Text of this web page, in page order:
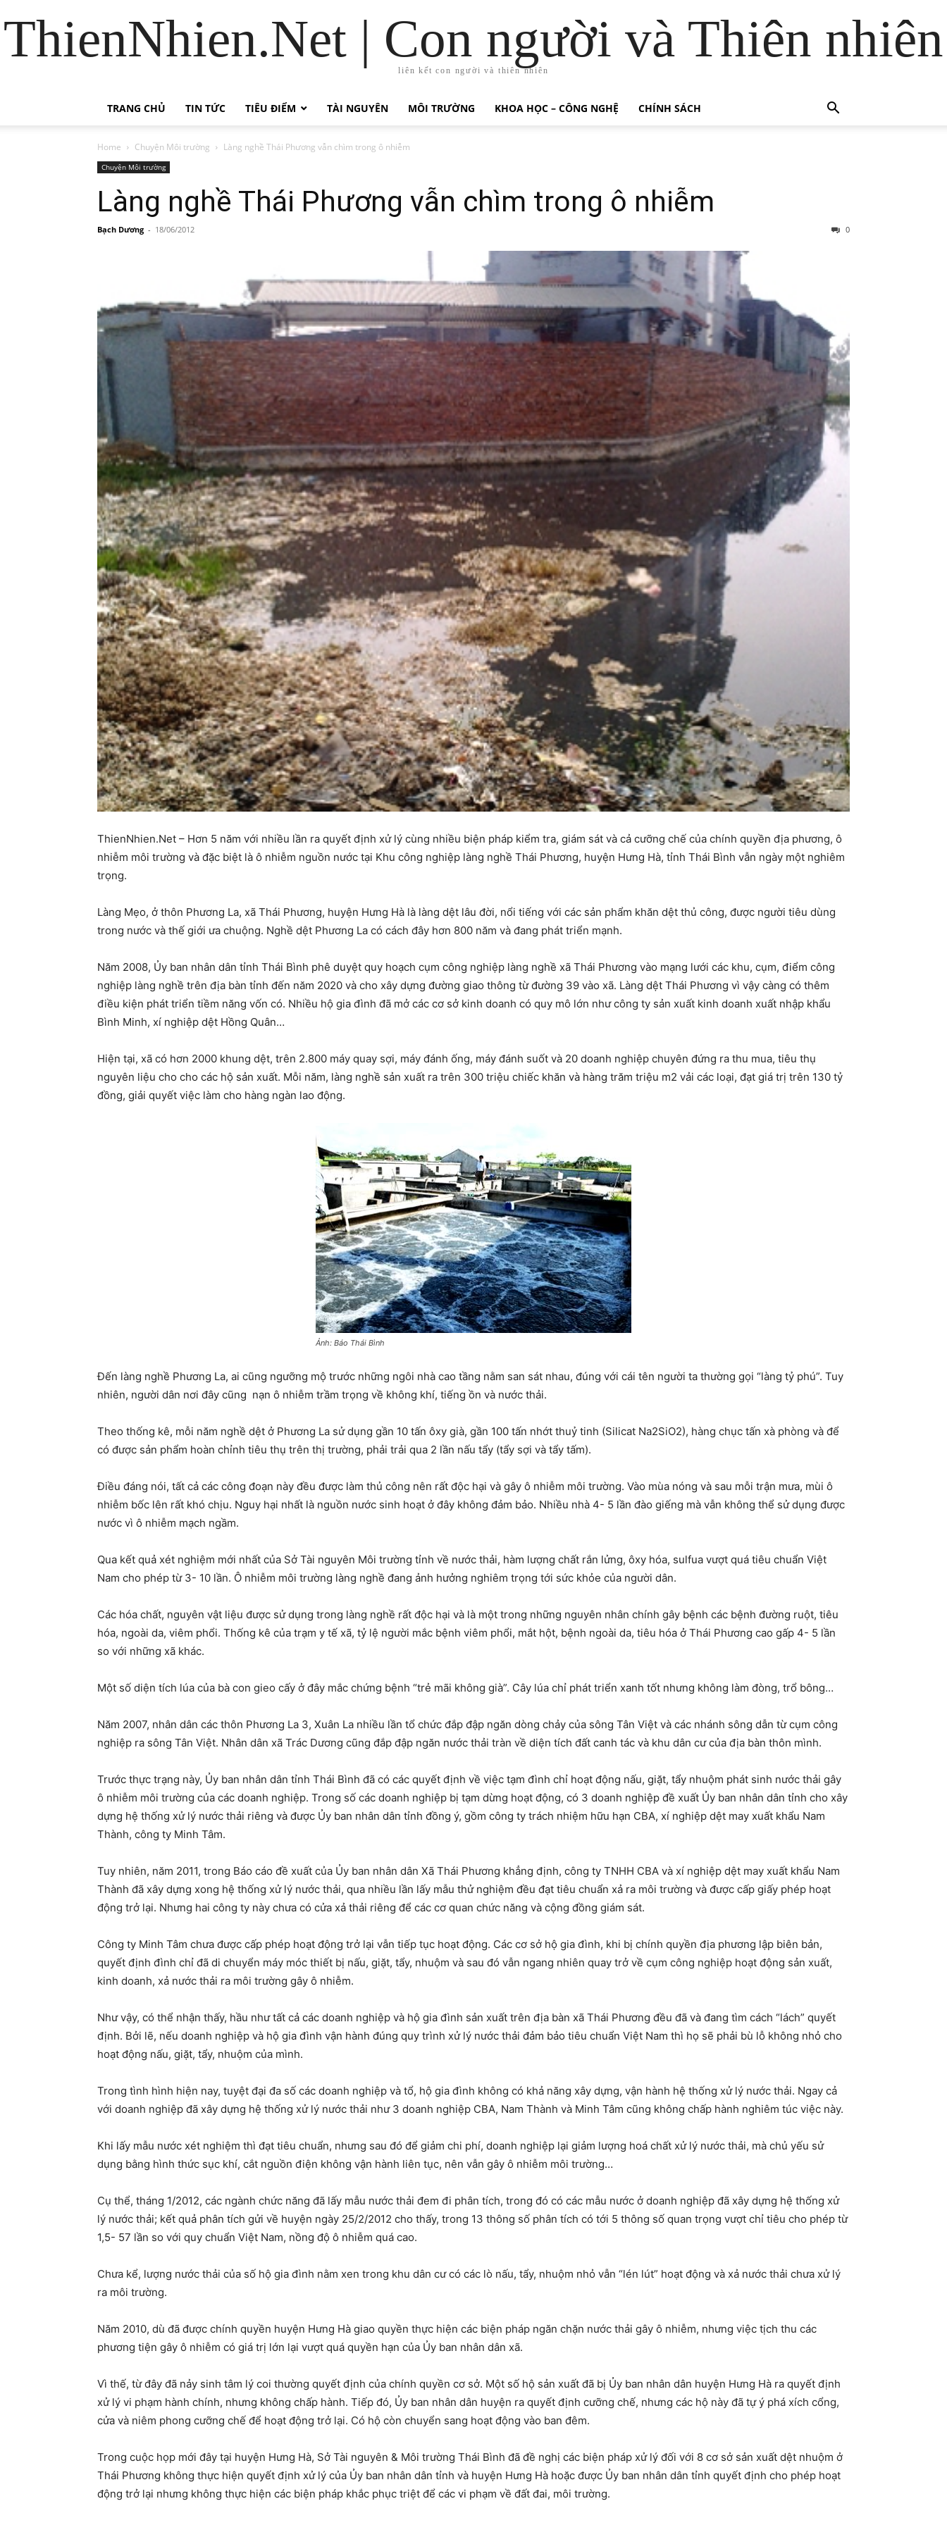
ThienNhien.Net | Con người và Thiên nhiên
liên kết con người và thiên nhiên
TRANG CHỦ TIN TỨC TIÊU ĐIỂM TÀI NGUYÊN MÔI TRƯỜNG KHOA HỌC – CÔNG NGHỆ CHÍNH SÁCH
Home Chuyện Môi trường Làng nghề Thái Phương vẫn chìm trong ô nhiễm
Chuyện Môi trường
Làng nghề Thái Phương vẫn chìm trong ô nhiễm
Bạch Dương - 18/06/2012 0
ThienNhien.Net – Hơn 5 năm với nhiều lần ra quyết định xử lý cùng nhiều biện pháp kiểm tra, giám sát và cả cưỡng chế của chính quyền địa phương, ô
nhiễm môi trường và đặc biệt là ô nhiễm nguồn nước tại Khu công nghiệp làng nghề Thái Phương, huyện Hưng Hà, tỉnh Thái Bình vẫn ngày một nghiêm
trọng.
Làng Mẹo, ở thôn Phương La, xã Thái Phương, huyện Hưng Hà là làng dệt lâu đời, nổi tiếng với các sản phẩm khăn dệt thủ công, được người tiêu dùng
trong nước và thế giới ưa chuộng. Nghề dệt Phương La có cách đây hơn 800 năm và đang phát triển mạnh.
Năm 2008, Ủy ban nhân dân tỉnh Thái Bình phê duyệt quy hoạch cụm công nghiệp làng nghề xã Thái Phương vào mạng lưới các khu, cụm, điểm công
nghiệp làng nghề trên địa bàn tỉnh đến năm 2020 và cho xây dựng đường giao thông từ đường 39 vào xã. Làng dệt Thái Phương vì vậy càng có thêm
điều kiện phát triển tiềm năng vốn có. Nhiều hộ gia đình đã mở các cơ sở kinh doanh có quy mô lớn như công ty sản xuất kinh doanh xuất nhập khẩu
Bình Minh, xí nghiệp dệt Hồng Quân…
Hiện tại, xã có hơn 2000 khung dệt, trên 2.800 máy quay sợi, máy đánh ống, máy đánh suốt và 20 doanh nghiệp chuyên đứng ra thu mua, tiêu thụ
nguyên liệu cho cho các hộ sản xuất. Mỗi năm, làng nghề sản xuất ra trên 300 triệu chiếc khăn và hàng trăm triệu m2 vải các loại, đạt giá trị trên 130 tỷ
đồng, giải quyết việc làm cho hàng ngàn lao động.
Ảnh: Báo Thái Bình
Đến làng nghề Phương La, ai cũng ngưỡng mộ trước những ngôi nhà cao tầng nằm san sát nhau, đúng với cái tên người ta thường gọi “làng tỷ phú”. Tuy
nhiên, người dân nơi đây cũng nạn ô nhiễm trầm trọng về không khí, tiếng ồn và nước thải.
Theo thống kê, mỗi năm nghề dệt ở Phương La sử dụng gần 10 tấn ôxy già, gần 100 tấn nhớt thuỷ tinh (Silicat Na2SiO2), hàng chục tấn xà phòng và để
có được sản phẩm hoàn chỉnh tiêu thụ trên thị trường, phải trải qua 2 lần nấu tẩy (tẩy sợi và tẩy tấm).
Điều đáng nói, tất cả các công đoạn này đều được làm thủ công nên rất độc hại và gây ô nhiễm môi trường. Vào mùa nóng và sau mỗi trận mưa, mùi ô
nhiễm bốc lên rất khó chịu. Nguy hại nhất là nguồn nước sinh hoạt ở đây không đảm bảo. Nhiều nhà 4- 5 lần đào giếng mà vẫn không thể sử dụng được
nước vì ô nhiễm mạch ngầm.
Qua kết quả xét nghiệm mới nhất của Sở Tài nguyên Môi trường tỉnh về nước thải, hàm lượng chất rắn lửng, ôxy hóa, sulfua vượt quá tiêu chuẩn Việt
Nam cho phép từ 3- 10 lần. Ô nhiễm môi trường làng nghề đang ảnh hưởng nghiêm trọng tới sức khỏe của người dân.
Các hóa chất, nguyên vật liệu được sử dụng trong làng nghề rất độc hại và là một trong những nguyên nhân chính gây bệnh các bệnh đường ruột, tiêu
hóa, ngoài da, viêm phổi. Thống kê của trạm y tế xã, tỷ lệ người mắc bệnh viêm phổi, mắt hột, bệnh ngoài da, tiêu hóa ở Thái Phương cao gấp 4- 5 lần
so với những xã khác.
Một số diện tích lúa của bà con gieo cấy ở đây mắc chứng bệnh “trẻ mãi không già”. Cây lúa chỉ phát triển xanh tốt nhưng không làm đòng, trổ bông…
Năm 2007, nhân dân các thôn Phương La 3, Xuân La nhiều lần tổ chức đắp đập ngăn dòng chảy của sông Tân Việt và các nhánh sông dẫn từ cụm công
nghiệp ra sông Tân Việt. Nhân dân xã Trác Dương cũng đắp đập ngăn nước thải tràn về diện tích đất canh tác và khu dân cư của địa bàn thôn mình.
Trước thực trạng này, Ủy ban nhân dân tỉnh Thái Bình đã có các quyết định về việc tạm đình chỉ hoạt động nấu, giặt, tẩy nhuộm phát sinh nước thải gây
ô nhiễm môi trường của các doanh nghiệp. Trong số các doanh nghiệp bị tạm dừng hoạt động, có 3 doanh nghiệp đề xuất Ủy ban nhân dân tỉnh cho xây
dựng hệ thống xử lý nước thải riêng và được Ủy ban nhân dân tỉnh đồng ý, gồm công ty trách nhiệm hữu hạn CBA, xí nghiệp dệt may xuất khẩu Nam
Thành, công ty Minh Tâm.
Tuy nhiên, năm 2011, trong Báo cáo đề xuất của Ủy ban nhân dân Xã Thái Phương khẳng định, công ty TNHH CBA và xí nghiệp dệt may xuất khẩu Nam
Thành đã xây dựng xong hệ thống xử lý nước thải, qua nhiều lần lấy mẫu thử nghiệm đều đạt tiêu chuẩn xả ra môi trường và được cấp giấy phép hoạt
động trở lại. Nhưng hai công ty này chưa có cửa xả thải riêng để các cơ quan chức năng và cộng đồng giám sát.
Công ty Minh Tâm chưa được cấp phép hoạt động trở lại vẫn tiếp tục hoạt động. Các cơ sở hộ gia đình, khi bị chính quyền địa phương lập biên bản,
quyết định đình chỉ đã di chuyển máy móc thiết bị nấu, giặt, tẩy, nhuộm và sau đó vẫn ngang nhiên quay trở về cụm công nghiệp hoạt động sản xuất,
kinh doanh, xả nước thải ra môi trường gây ô nhiễm.
Như vậy, có thể nhận thấy, hầu như tất cả các doanh nghiệp và hộ gia đình sản xuất trên địa bàn xã Thái Phương đều đã và đang tìm cách “lách” quyết
định. Bởi lẽ, nếu doanh nghiệp và hộ gia đình vận hành đúng quy trình xử lý nước thải đảm bảo tiêu chuẩn Việt Nam thì họ sẽ phải bù lỗ không nhỏ cho
hoạt động nấu, giặt, tẩy, nhuộm của mình.
Trong tình hình hiện nay, tuyệt đại đa số các doanh nghiệp và tổ, hộ gia đình không có khả năng xây dựng, vận hành hệ thống xử lý nước thải. Ngay cả
với doanh nghiệp đã xây dựng hệ thống xử lý nước thải như 3 doanh nghiệp CBA, Nam Thành và Minh Tâm cũng không chấp hành nghiêm túc việc này.
Khi lấy mẫu nước xét nghiệm thì đạt tiêu chuẩn, nhưng sau đó để giảm chi phí, doanh nghiệp lại giảm lượng hoá chất xử lý nước thải, mà chủ yếu sử
dụng bằng hình thức sục khí, cắt nguồn điện không vận hành liên tục, nên vẫn gây ô nhiễm môi trường…
Cụ thể, tháng 1/2012, các ngành chức năng đã lấy mẫu nước thải đem đi phân tích, trong đó có các mẫu nước ở doanh nghiệp đã xây dựng hệ thống xử
lý nước thải; kết quả phân tích gửi về huyện ngày 25/2/2012 cho thấy, trong 13 thông số phân tích có tới 5 thông số quan trọng vượt chỉ tiêu cho phép từ
1,5- 57 lần so với quy chuẩn Việt Nam, nồng độ ô nhiễm quá cao.
Chưa kể, lượng nước thải của số hộ gia đình nằm xen trong khu dân cư có các lò nấu, tẩy, nhuộm nhỏ vẫn “lén lút” hoạt động và xả nước thải chưa xử lý
ra môi trường.
Năm 2010, dù đã được chính quyền huyện Hưng Hà giao quyền thực hiện các biện pháp ngăn chặn nước thải gây ô nhiễm, nhưng việc tịch thu các
phương tiện gây ô nhiễm có giá trị lớn lại vượt quá quyền hạn của Ủy ban nhân dân xã.
Vì thế, từ đây đã nảy sinh tâm lý coi thường quyết định của chính quyền cơ sở. Một số hộ sản xuất đã bị Ủy ban nhân dân huyện Hưng Hà ra quyết định
xử lý vi phạm hành chính, nhưng không chấp hành. Tiếp đó, Ủy ban nhân dân huyện ra quyết định cưỡng chế, nhưng các hộ này đã tự ý phá xích cổng,
cửa và niêm phong cưỡng chế để hoạt động trở lại. Có hộ còn chuyển sang hoạt động vào ban đêm.
Trong cuộc họp mới đây tại huyện Hưng Hà, Sở Tài nguyên & Môi trường Thái Bình đã đề nghị các biện pháp xử lý đối với 8 cơ sở sản xuất dệt nhuộm ở
Thái Phương không thực hiện quyết định xử lý của Ủy ban nhân dân tỉnh và huyện Hưng Hà hoặc được Ủy ban nhân dân tỉnh quyết định cho phép hoạt
động trở lại nhưng không thực hiện các biện pháp khắc phục triệt để các vi phạm về đất đai, môi trường.